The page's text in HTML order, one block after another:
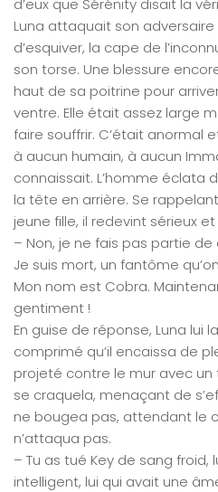
d’eux que Sérénity disait la
Luna attaquait son
d’esquiver, la cape de
son torse. Une blessure
haut de sa poitrine pour
ventre. Elle était assez large
faire souffrir. C’était anormal
à aucun humain, à aucun
connaissait. L’homme éclata
la tête en arrière. Se
jeune fille, il redevint sérieux
– Non, je ne fais pas partie
Je suis mort, un fantôme
Mon nom est Cobra.
gentiment !
En guise de réponse, Luna lui
comprimé qu’il encaissa de
projeté contre le mur avec
se craquela, menaçant de
ne bougea pas, attendant le
n’attaqua pas.
– Tu as tué Key de sang
intelligent, lui qui avait une